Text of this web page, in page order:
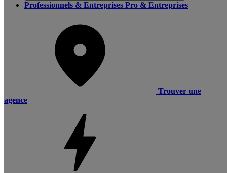
Professionnels & Entreprises Pro & Entreprises
Trouver une
agence